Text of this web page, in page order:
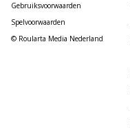
Gebruiksvoorwaarden
Spelvoorwaarden
© Roularta Media Nederland